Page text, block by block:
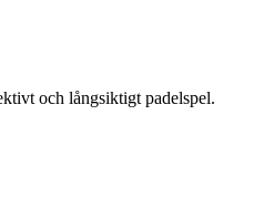
och långsiktigt padelspel.